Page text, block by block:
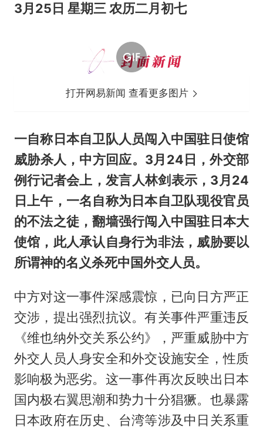
3月25日 星期三 农历二月初七
打开网易新闻 查看更多图片
一自称日本自卫队人员闯入中国驻日使馆
威胁杀人，中方回应。3月24日，外交部
例行记者会上，发言人林剑表示，3月24
日上午，一名自称为日本自卫队现役官员
的不法之徒，翻墙强行闯入中国驻日本大
使馆，此人承认自身行为非法，威胁要以
所谓神的名义杀死中国外交人员。
中方对这一事件深感震惊，已向日方严正
交涉，提出强烈抗议。有关事件严重违反
《维也纳外交关系公约》，严重威胁中方
外交人员人身安全和外交设施安全，性质
影响极为恶劣。这一事件再次反映出日本
国内极右翼思潮和势力十分猖獗。也暴露
日本政府在历史、台湾等涉及中日关系重